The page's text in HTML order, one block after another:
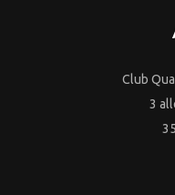
Club
3